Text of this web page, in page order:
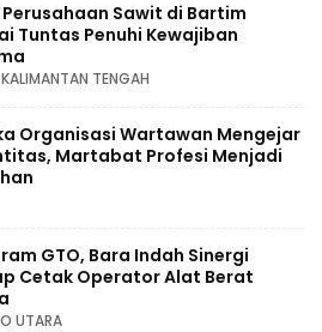
Sawit di Bartim
Tuntas Penuhi Kewajiban
TENGAH
Organisasi Wartawan Mengejar
Martabat Profesi Menjadi
GTO, Bara Indah Sinergi
Cetak Operator Alat Berat
UTARA